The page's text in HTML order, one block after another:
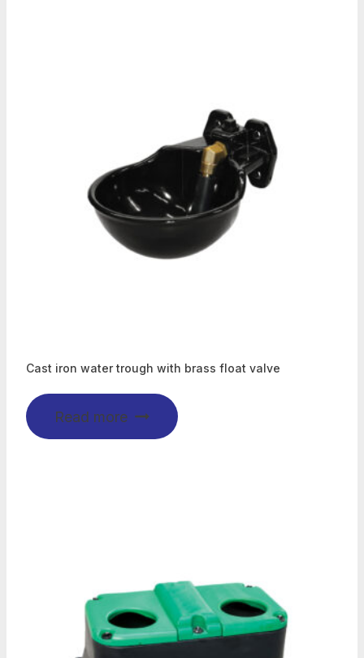
Cast iron water trough with brass float valve
Read more